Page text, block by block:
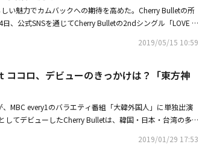
本当につらい誰かが助けてほしい」・活動休止中Wanna
「2019 KBS歌謡大祝祭」不参加に関連イベントも中止
メントは、全員の専属契約が終了したことを発表しまし
プの解散ではない」と説明し、ファンを安心させました。
全員が契約終了MYNAME セヨン、今後の活動に言及「グ
ティングを開催」
題にその共通点に注目
インメントの公式コメント全文】こんにちは、FNCエンタ
Bulletが7人組で再構成し、新たに活動を始めます。
、Cherry Bulletとしての活動を終了し、専属契約を解除す
Bulletが早く良い音楽で活動できるよう、最善を尽くしま
ンの今後に温かい激励と応援をお願いいたします。ありが
い魅力でカムバックへの期待を高めた。Cherry Bulletの所
、公式SNSを通じてCherry Bulletの2ndシングル「LOVE A
ムの準備を終えたピンク色の「チェリースカウト」ユニフ
は純粋さが際立つ大きな瞳でカメラを見つめている。22
新曲「Really Really」を通して愛を勝ち取るために「ラブ
しい姿を披露する予定だ。
2019/05/15 10:59
コロ、デビューのきっかけは？「東方神
MBC every1のバラエティ番組「大韓外国人」に単独出演
してデビューしたCherry Bulletは、韓国・日本・台湾の多
ープと呼ばれながら人気を集めている。「大韓外国人」チ
2019/01/29 17:53